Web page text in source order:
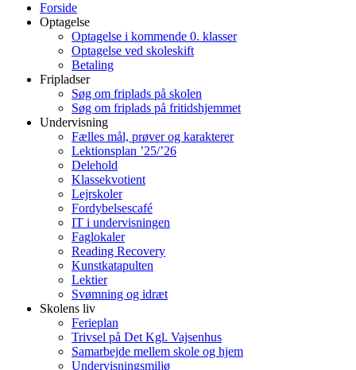
Forside
Optagelse
Optagelse i kommende 0. klasser
Optagelse ved skoleskift
Betaling
Fripladser
Søg om friplads på skolen
Søg om friplads på fritidshjemmet
Undervisning
Fælles mål, prøver og karakterer
Lektionsplan ’25/’26
Delehold
Klassekvotient
Lejrskoler
Fordybelsescafé
IT i undervisningen
Faglokaler
Reading Recovery
Kunstkatapulten
Lektier
Svømning og idræt
Skolens liv
Ferieplan
Trivsel på Det Kgl. Vajsenhus
Samarbejde mellem skole og hjem
Undervisningsmiljø